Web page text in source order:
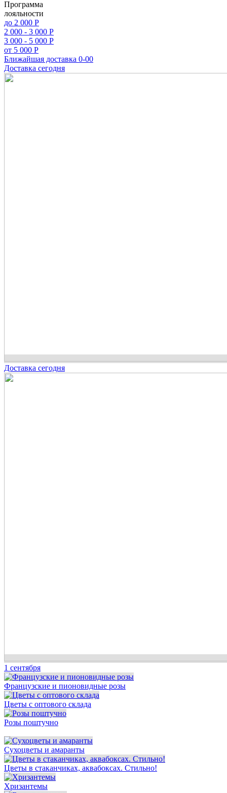
Программа
лояльности
до 2 000 Р
2 000 - 3 000 Р
3 000 - 5 000 Р
от 5 000 Р
Ближайшая доставка 0-00
Доставка сегодня
Доставка сегодня
1 сентября
Французские и пионовидные розы
Цветы с оптового склада
Розы поштучно
Сухоцветы и амаранты
Цветы в стаканчиках, аквабоксах. Стильно!
Хризантемы